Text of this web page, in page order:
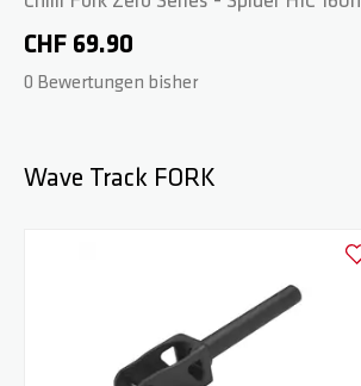
- Black
CHF 69.90
0 Bewertungen bisher
Wave Track FORK